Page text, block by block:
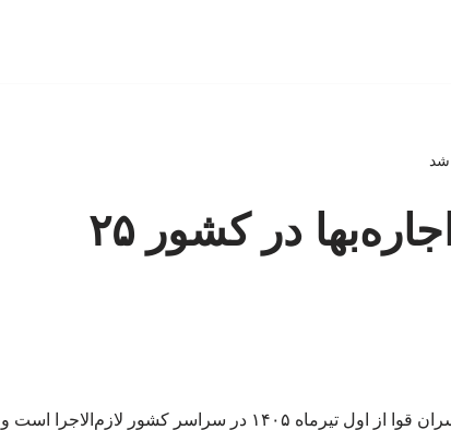
ببینید | سقف افزایش اجاره‌بها در کشور ۲۵
مدیرکل راه و شهرسازی استان تهران گفت: مصوبه سران قوا از اول تیرماه ۱۴۰۵ در سراسر کشور لازم‌الاجرا است و